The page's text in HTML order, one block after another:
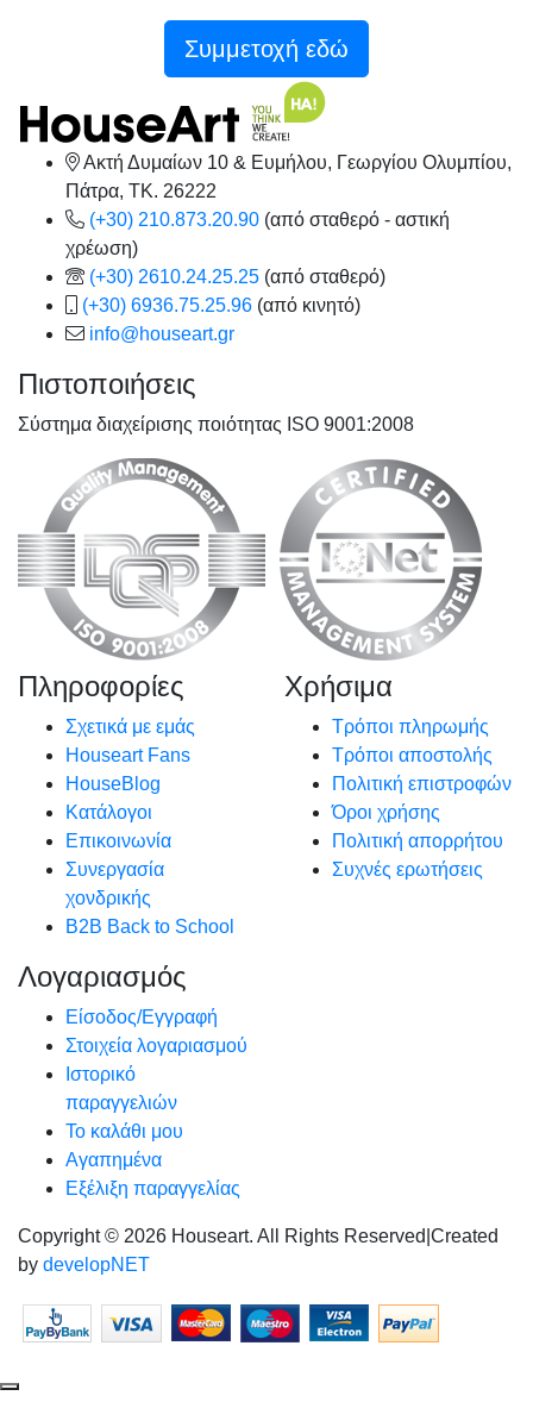
Συμμετοχή εδώ
Ακτή Δυμαίων 10 & Ευμήλου, Γεωργίου Ολυμπίου,
Πάτρα, TK. 26222
(+30) 210.873.20.90 (από σταθερό - αστική
χρέωση)
(+30) 2610.24.25.25 (από σταθερό)
(+30) 6936.75.25.96 (από κινητό)
info@houseart.gr
Πιστοποιήσεις
Σύστημα διαχείρισης ποιότητας ISO 9001:2008
Πληροφορίες
Σχετικά με εμάς
Houseart Fans
HouseBlog
Κατάλογοι
Επικοινωνία
Συνεργασία
χονδρικής
B2B Back to School
Χρήσιμα
Τρόποι πληρωμής
Τρόποι αποστολής
Πολιτική επιστροφών
Όροι χρήσης
Πολιτική απορρήτου
Συχνές ερωτήσεις
Λογαριασμός
Είσοδος/Εγγραφή
Στοιχεία λογαριασμού
Ιστορικό
παραγγελιών
Το καλάθι μου
Αγαπημένα
Εξέλιξη παραγγελίας
Copyright © 2026 Houseart. All Rights Reserved Created
by developNET